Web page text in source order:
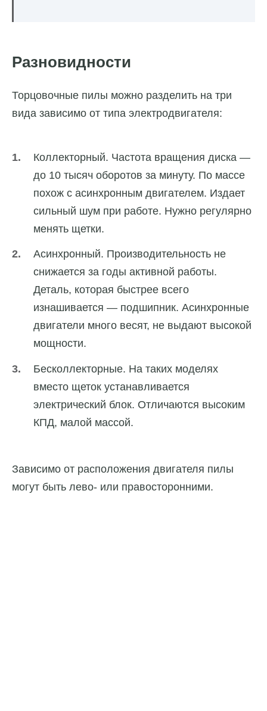
Разновидности
Торцовочные пилы можно разделить на три
вида зависимо от типа электродвигателя:
Коллекторный. Частота вращения диска —
до 10 тысяч оборотов за минуту. По массе
похож с асинхронным двигателем. Издает
сильный шум при работе. Нужно регулярно
менять щетки.
Асинхронный. Производительность не
снижается за годы активной работы.
Деталь, которая быстрее всего
изнашивается — подшипник. Асинхронные
двигатели много весят, не выдают высокой
мощности.
Бесколлекторные. На таких моделях
вместо щеток устанавливается
электрический блок. Отличаются высоким
КПД, малой массой.
Зависимо от расположения двигателя пилы
могут быть лево- или правосторонними.